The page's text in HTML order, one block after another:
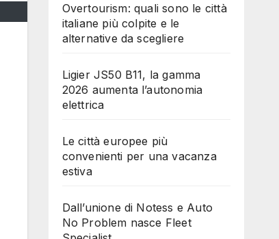
Overtourism: quali sono le città
italiane più colpite e le
alternative da scegliere
Ligier JS50 B11, la gamma
2026 aumenta l’autonomia
elettrica
Le città europee più
convenienti per una vacanza
estiva
Dall’unione di Notess e Auto
No Problem nasce Fleet